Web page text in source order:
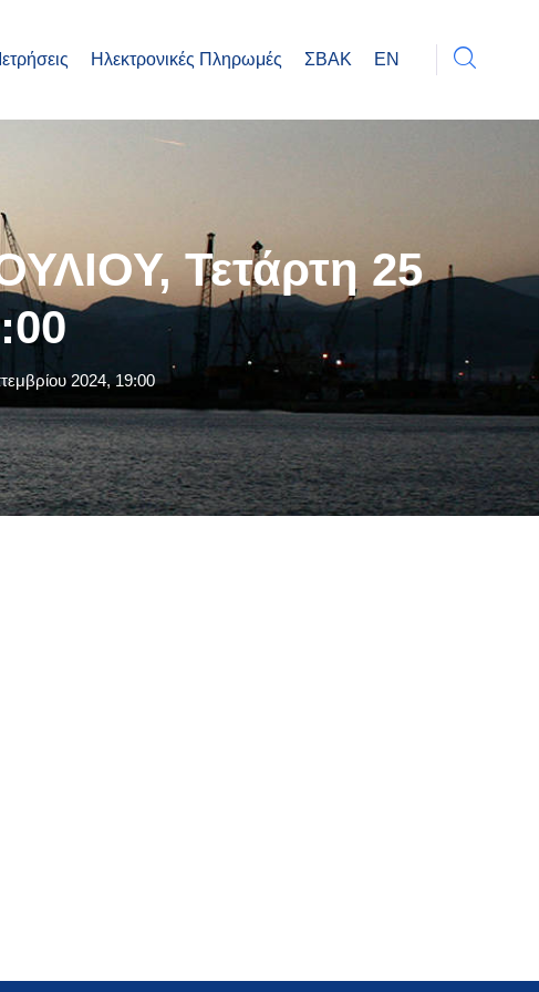
Ηλεκτρονικές Πληρωμές ΣΒΑΚ EN
Τετάρτη 25
2024, 19:00